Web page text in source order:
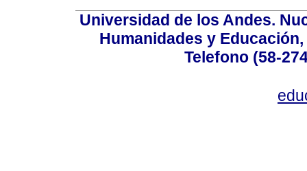
Universidad de los Andes.
Humanidades y
Telefono (58-